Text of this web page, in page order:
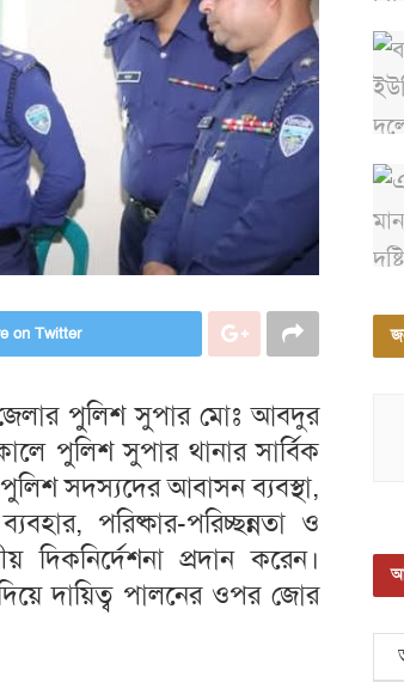
on Twitter
জেলার পুলিশ সুপার মোঃ আবদুর
পুলিশ সুপার থানার সার্বিক
পুলিশ সদস্যদের আবাসন ব্যবস্থা,
পরিষ্কার-পরিচ্ছন্নতা ও
দিকনির্দেশনা প্রদান করেন।
দিয়ে দায়িত্ব পালনের ওপর জোর